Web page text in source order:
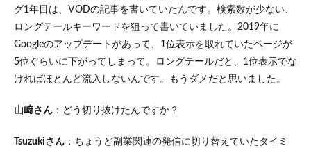
グ1年目は、VODの記事を書いていたんです。検索数が少ない、
ロングテールキーワードを狙って書いていました。2019年に
Googleのアップデートがあって、1位表示を取れていたページが
5位ぐらいに下がってしまって。ロングテールだと、1位表示でな
ければほとんど流入しないんです。もうダメだと思いました。
山﨑さん ：どう切り抜けたんですか？
Tsuzukiさん ：ちょうど副業関連の発信に切り替えていたタイミ